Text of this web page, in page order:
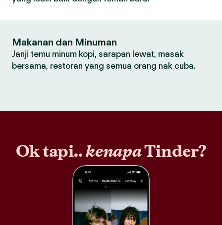
Makanan dan Minuman
Janji temu minum kopi, sarapan lewat, masak
bersama, restoran yang semua orang nak cuba.
Ok tapi..kenapaTinder?